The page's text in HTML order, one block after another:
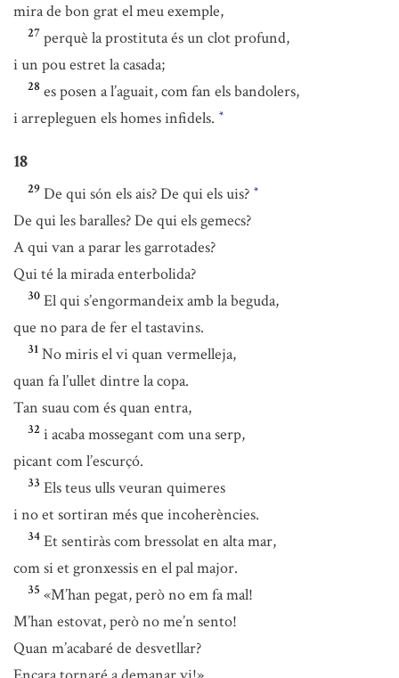
mira de bon grat el meu exemple,
27 perquè la prostituta és un clot profund,
i un pou estret la casada;
28 es posen a l’aguait, com fan els bandolers,
i arrepleguen els homes infidels. *
18
29 De qui són els ais? De qui els uis? *
De qui les baralles? De qui els gemecs?
A qui van a parar les garrotades?
Qui té la mirada enterbolida?
30 El qui s’engormandeix amb la beguda,
que no para de fer el tastavins.
31 No miris el vi quan vermelleja,
quan fa l’ullet dintre la copa.
Tan suau com és quan entra,
32 i acaba mossegant com una serp,
picant com l’escurçó.
33 Els teus ulls veuran quimeres
i no et sortiran més que incoherències.
34 Et sentiràs com bressolat en alta mar,
com si et gronxessis en el pal major.
35 «M’han pegat, però no em fa mal!
M’han estovat, però no me’n sento!
Quan m’acabaré de desvetllar?